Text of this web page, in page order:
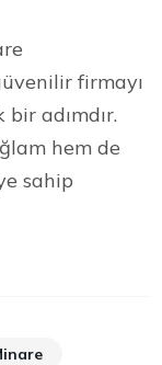
firmayı
adımdır.
hem de
sahip